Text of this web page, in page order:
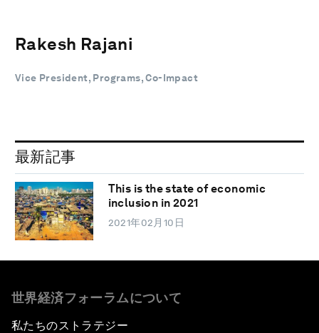
Rakesh Rajani
Vice President, Programs, Co-Impact
最新記事
This is the state of economic
inclusion in 2021
2021年02月10日
世界経済フォーラムについて
私たちのストラテジー